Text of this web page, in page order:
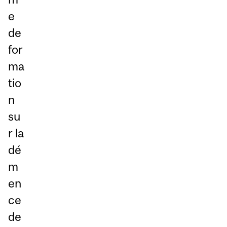
e
de
for
ma
tio
n
su
r la
dé
m
en
ce
de